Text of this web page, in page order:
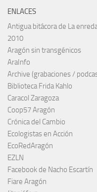
ENLACES
Antigua bitácora de La
2010
Aragón sin transgénicos
AraInfo
Archive (grabaciones /
Biblioteca Frida Kahlo
Caracol Zaragoza
Coop57 Aragón
Crónica del Cambio
Ecologistas en Acción
EcoRedAragón
EZLN
Facebook de Nacho Escartín
Fiare Aragón